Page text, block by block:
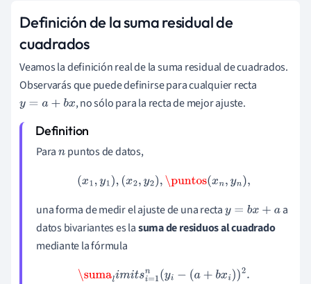
Definición de la suma residual de
cuadrados
Veamos la definición real de la suma residual de cuadrados.
Observarás que puede definirse para cualquier recta
y=a+ bx , no sólo para la recta de mejor ajuste.
Paran puntos de datos,
(x1,y1),(x2,y2),\puntos(xn,yn),
una forma de medir el ajuste de una rectay=bx +a
a
datos bivariantes es lasuma de residuos al cuadrado
mediante la fórmula
\sumalimitsi=1n( yi− (a+bxi ))2.